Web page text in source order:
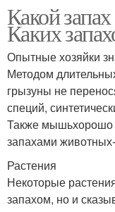
Какой
Каких
Опытные хозяйки
Методом
грызуны не
специй,
Также мышьхорошо
запахами
Растения
Некоторые
запахом, но и